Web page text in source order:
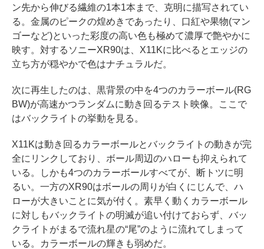
ン先から伸びる繊維の1本1本まで、克明に描写されてい
る。金属のピークの煌めきであったり、口紅や果物(マン
ゴーなど)といった彩度の高い色も極めて濃厚で艶やかに
映す。対するソニーXR90は、X11Kに比べるとエッジの
立ち方が穏やかで色はナチュラルだ。
次に再生したのは、黒背景の中を4つのカラーボール(RG
BW)が高速かつランダムに動き回るテスト映像。ここで
はバックライトの挙動を見る。
X11Kは動き回るカラーボールとバックライトの動きが完
全にリンクしており、ボール周辺のハローも抑えられて
いる。しかも4つのカラーボールすべてが、断トツに明
るい。一方のXR90はボールの周りが白くにじんで、ハ
ローが大きいことに気が付く。素早く動くカラーボール
に対しもバックライトの明滅が追い付けておらず、バッ
クライトがまるで流れ星の“尾”のように流れてしまって
いる。カラーボールの輝きも弱めだ。